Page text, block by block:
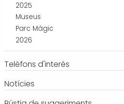
2025
Museus
Parc Màgic
2026
Telèfons d'interés
Notícies